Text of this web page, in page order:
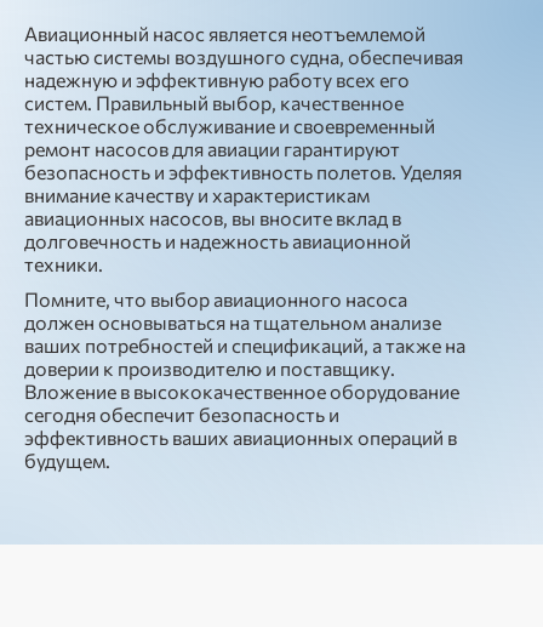
Авиационный насос является неотъемлемой
частью системы воздушного судна, обеспечивая
надежную и эффективную работу всех его
систем. Правильный выбор, качественное
техническое обслуживание и своевременный
ремонт насосов для авиации гарантируют
безопасность и эффективность полетов. Уделяя
внимание качеству и характеристикам
авиационных насосов, вы вносите вклад в
долговечность и надежность авиационной
техники.
Помните, что выбор авиационного насоса
должен основываться на тщательном анализе
ваших потребностей и спецификаций, а также на
доверии к производителю и поставщику.
Вложение в высококачественное оборудование
сегодня обеспечит безопасность и
эффективность ваших авиационных операций в
будущем.